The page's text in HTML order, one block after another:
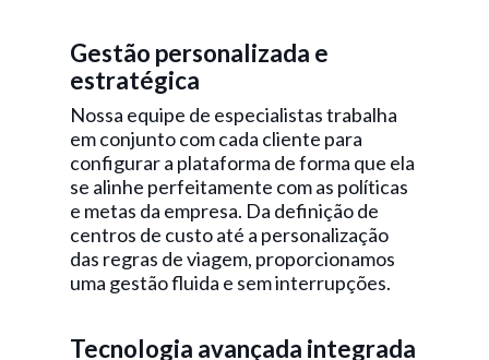
Gestão personalizada e
estratégica
Nossa equipe de especialistas trabalha
em conjunto com cada cliente para
configurar a plataforma de forma que ela
se alinhe perfeitamente com as políticas
e metas da empresa. Da definição de
centros de custo até a personalização
das regras de viagem, proporcionamos
uma gestão fluida e sem interrupções.
Tecnologia avançada integrada